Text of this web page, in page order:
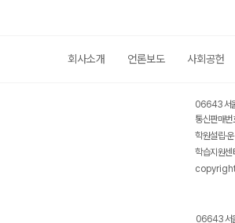
회사소개 언론보도 사회공헌
06643 서
통신판매
학원설립·
학습지원
06643 서